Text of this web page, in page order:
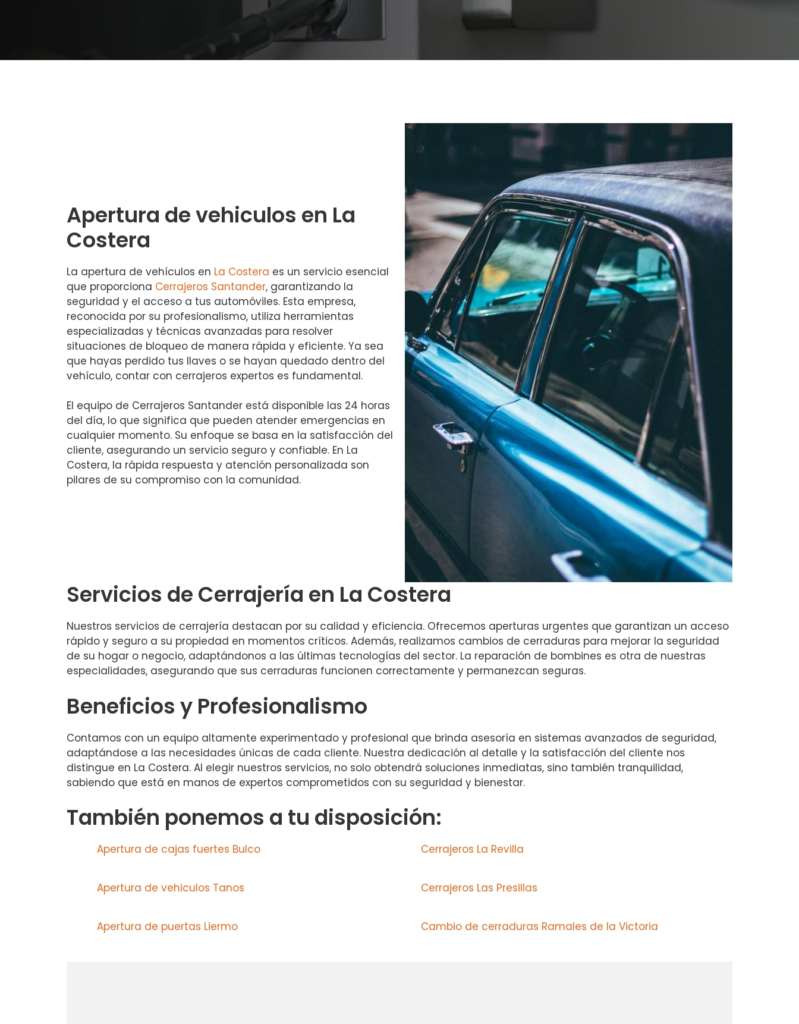
Apertura de vehiculos en La
Costera
La apertura de vehículos en La Costera es un servicio esencial
que proporciona Cerrajeros Santander, garantizando la
seguridad y el acceso a tus automóviles. Esta empresa,
reconocida por su profesionalismo, utiliza herramientas
especializadas y técnicas avanzadas para resolver
situaciones de bloqueo de manera rápida y eficiente. Ya sea
que hayas perdido tus llaves o se hayan quedado dentro del
vehículo, contar con cerrajeros expertos es fundamental.
El equipo de Cerrajeros Santander está disponible las 24 horas
del día, lo que significa que pueden atender emergencias en
cualquier momento. Su enfoque se basa en la satisfacción del
cliente, asegurando un servicio seguro y confiable. En La
Costera, la rápida respuesta y atención personalizada son
pilares de su compromiso con la comunidad.
Servicios de Cerrajería en La Costera
Nuestros servicios de cerrajería destacan por su calidad y eficiencia. Ofrecemos aperturas urgentes que garantizan un acceso
rápido y seguro a su propiedad en momentos críticos. Además, realizamos cambios de cerraduras para mejorar la seguridad
de su hogar o negocio, adaptándonos a las últimas tecnologías del sector. La reparación de bombines es otra de nuestras
especialidades, asegurando que sus cerraduras funcionen correctamente y permanezcan seguras.
Beneficios y Profesionalismo
Contamos con un equipo altamente experimentado y profesional que brinda asesoría en sistemas avanzados de seguridad,
adaptándose a las necesidades únicas de cada cliente. Nuestra dedicación al detalle y la satisfacción del cliente nos
distingue en La Costera. Al elegir nuestros servicios, no solo obtendrá soluciones inmediatas, sino también tranquilidad,
sabiendo que está en manos de expertos comprometidos con su seguridad y bienestar.
También ponemos a tu disposición:
Apertura de cajas fuertes Bulco Cerrajeros La Revilla
Apertura de vehiculos Tanos Cerrajeros Las Presillas
Apertura de puertas Liermo Cambio de cerraduras Ramales de la Victoria